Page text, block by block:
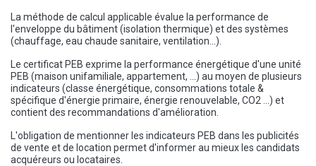
La méthode de calcul applicable évalue la performance de
l'enveloppe du bâtiment (isolation thermique) et des systèmes
(chauffage, eau chaude sanitaire, ventilation...).
Le certificat PEB exprime la performance énergétique d'une unité
PEB (maison unifamiliale, appartement, ...) au moyen de plusieurs
indicateurs (classe énergétique, consommations totale &
spécifique d'énergie primaire, énergie renouvelable, CO2 ...) et
contient des recommandations d'amélioration.
L'obligation de mentionner les indicateurs PEB dans les publicités
de vente et de location permet d'informer au mieux les candidats
acquéreurs ou locataires.